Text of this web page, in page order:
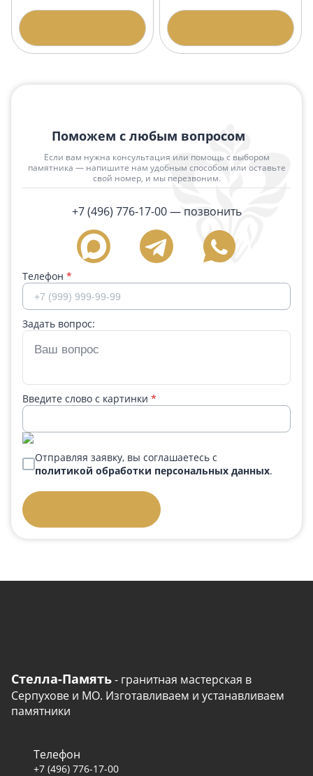
Поможем с любым вопросом
Если вам нужна консультация или помощь с выбором
памятника — напишите нам удобным способом или оставьте
свой номер, и мы перезвоним.
+7 (496) 776-17-00— позвонить
Телефон *
Задать вопрос:
Введите слово с картинки *
Отправляя заявку, вы соглашаетесь с
политикой обработки персональных данных.
Стелла-Память- гранитная мастерская в
Серпухове и МО. Изготавливаем и устанавливаем
памятники
Телефон
+7 (496) 776-17-00